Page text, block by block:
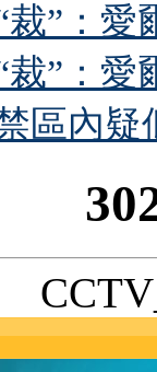
”：愛
”：愛
區內